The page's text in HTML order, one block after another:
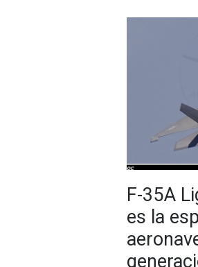
F-35A
es la